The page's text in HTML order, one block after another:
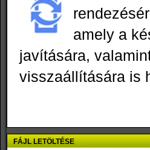
amely a
javítására,
visszaállítására is
FÁJL LETÖLTÉSE